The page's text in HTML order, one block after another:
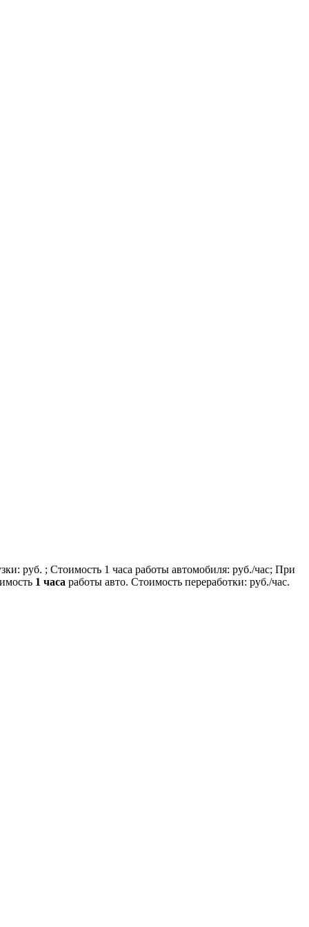
руб. ; Стоимость 1 часа работы автомобиля: руб./час; При
1 часа работы авто. Стоимость переработки: руб./час.